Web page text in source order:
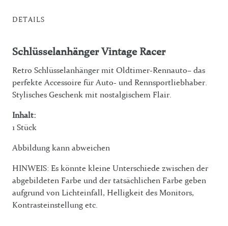
DETAILS
Schlüsselanhänger Vintage Racer
Retro Schlüsselanhänger mit Oldtimer-Rennauto– das
perfekte Accessoire für Auto- und Rennsportliebhaber.
Stylisches Geschenk mit nostalgischem Flair.
Inhalt:
1 Stück
Abbildung kann abweichen
HINWEIS: Es könnte kleine Unterschiede zwischen der
abgebildeten Farbe und der tatsächlichen Farbe geben
aufgrund von Lichteinfall, Helligkeit des Monitors,
Kontrasteinstellung etc.